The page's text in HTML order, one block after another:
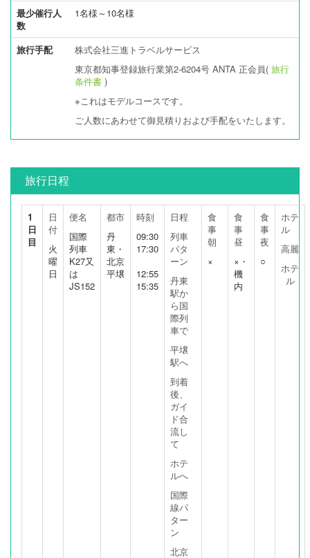
最少催行人
数
1名様～10名様
旅行手配
株式会社三進トラベルサービス
東京都知事登録旅行業第2-6204号 ANTA 正会員( 旅行
条件書 )
※これはモデルコースです。
ご人数にあわせて御見積りおよび手配をいたします。
旅行日程
1
日
目
日
付
火
曜
日
便名
国際
列車
K27又
は
JS152
都市
丹
東・
北京
平壌
時刻
09:30
17:30
12:55
15:35
日程
列車
パタ
ーン
丹東
駅か
ら国
際列
車で
平壌
駅へ
到着
後、
ガイ
ド合
流し
て
ホテ
ルへ
国際
線パ
ター
ン
北京
食
事
朝
×
食
事
昼
×・
機
内
食
事
夜
○
ホテ
ル
高麗
ホテ
ル